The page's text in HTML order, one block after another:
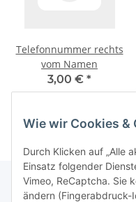
Telefonnummer rechts
vom Namen
3,00 € *
Wie wir Cookies &
Durch Klicken auf „Alle
Einsatz folgender
Vimeo, ReCaptcha. Sie
ändern (Fingerabdruck-